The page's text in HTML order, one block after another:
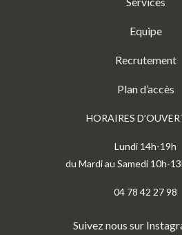
Equipe
Recrutement
Plan d’accès
HORAIRES
Lundi 14h-19h
du Mardi au Samedi 10h-
04 78 42 27 98
Suivez nous sur